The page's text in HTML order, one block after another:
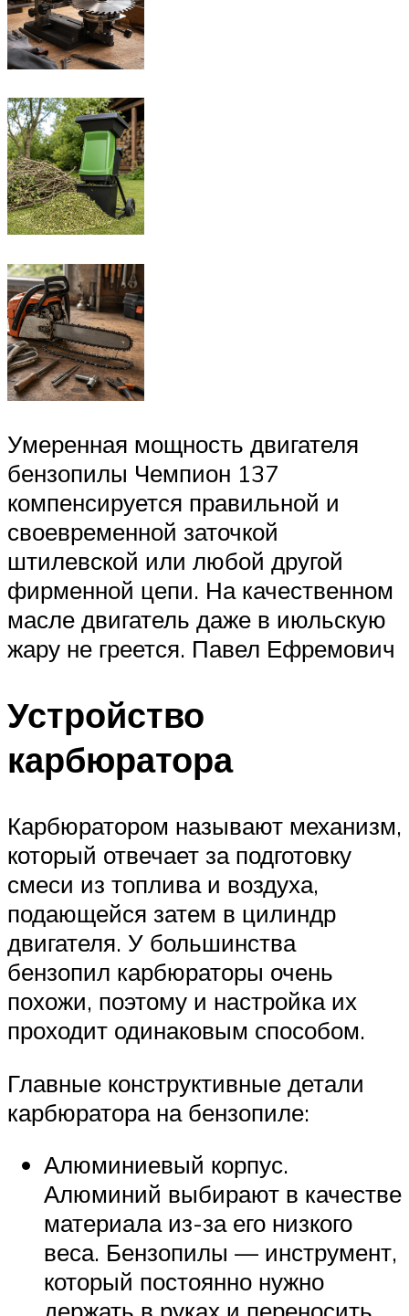
Умеренная мощность двигателя
бензопилы Чемпион 137
компенсируется правильной и
своевременной заточкой
штилевской или любой другой
фирменной цепи. На качественном
масле двигатель даже в июльскую
жару не греется. Павел Ефремович
Устройство
карбюратора
Карбюратором называют механизм,
который отвечает за подготовку
смеси из топлива и воздуха,
подающейся затем в цилиндр
двигателя. У большинства
бензопил карбюраторы очень
похожи, поэтому и настройка их
проходит одинаковым способом.
Главные конструктивные детали
карбюратора на бензопиле:
Алюминиевый корпус.
Алюминий выбирают в качестве
материала из-за его низкого
веса. Бензопилы — инструмент,
который постоянно нужно